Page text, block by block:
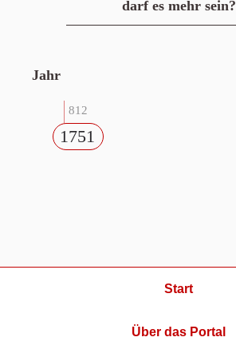
darf es mehr sein?
Jahr
812
1751
Start
Über das Portal